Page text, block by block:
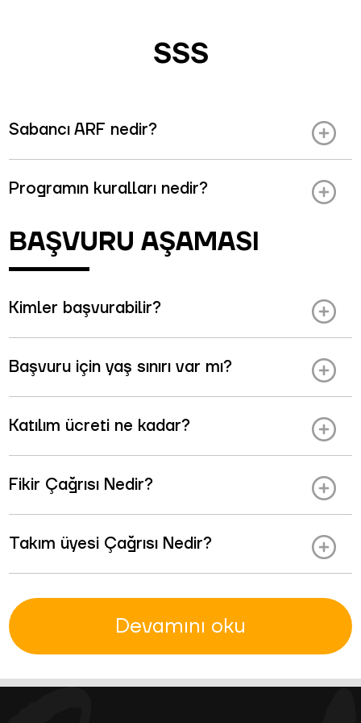
SSS
Sabancı ARF nedir?
Programın kuralları nedir?
BAŞVURU AŞAMASI
Kimler başvurabilir?
Başvuru için yaş sınırı var mı?
Katılım ücreti ne kadar?
Fikir Çağrısı Nedir?
Takım üyesi Çağrısı Nedir?
Devamını oku